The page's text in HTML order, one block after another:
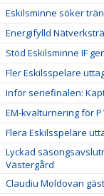
Eskilsminne söker
Energifylld
Stöd Eskilsminne IF
Fler Eskilsspelare
Inför seriefinalen:
EM-kvalturnering för
Flera Eskilsspelare
Lyckad
Västergård
Claudiu Moldovan